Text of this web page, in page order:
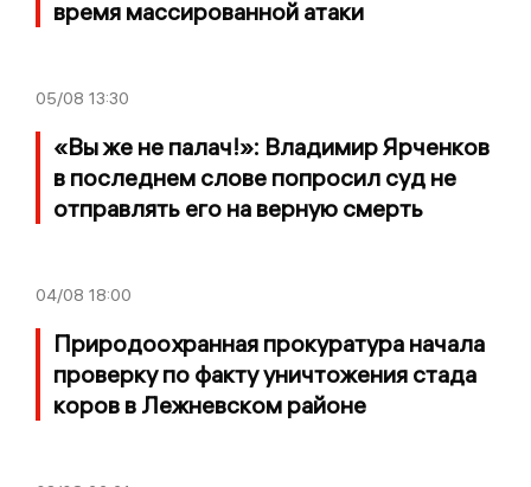
время массированной атаки
05/08 13:30
«Вы же не палач!»: Владимир Ярченков
в последнем слове попросил суд не
отправлять его на верную смерть
04/08 18:00
Природоохранная прокуратура начала
проверку по факту уничтожения стада
коров в Лежневском районе